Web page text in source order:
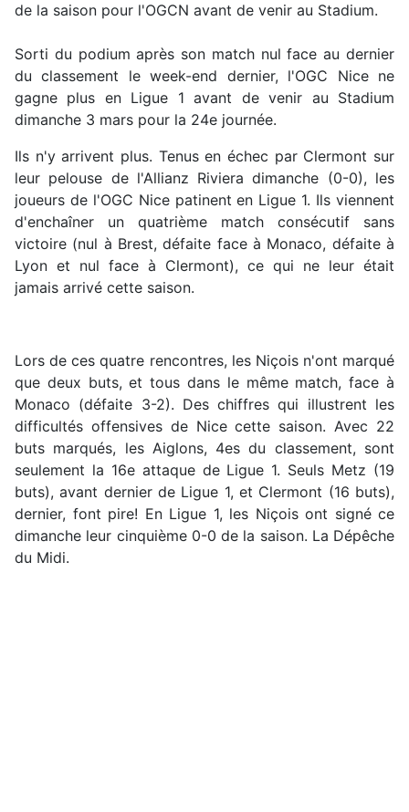
de la saison pour l'OGCN avant de venir au Stadium.
Sorti du podium après son match nul face au dernier
du classement le week-end dernier, l'OGC Nice ne
gagne plus en Ligue 1 avant de venir au Stadium
dimanche 3 mars pour la 24e journée.
Ils n'y arrivent plus. Tenus en échec par Clermont sur
leur pelouse de l'Allianz Riviera dimanche (0-0), les
joueurs de l'OGC Nice patinent en Ligue 1. Ils viennent
d'enchaîner un quatrième match consécutif sans
victoire (nul à Brest, défaite face à Monaco, défaite à
Lyon et nul face à Clermont), ce qui ne leur était
jamais arrivé cette saison.
Lors de ces quatre rencontres, les Niçois n'ont marqué
que deux buts, et tous dans le même match, face à
Monaco (défaite 3-2). Des chiffres qui illustrent les
difficultés offensives de Nice cette saison. Avec 22
buts marqués, les Aiglons, 4es du classement, sont
seulement la 16e attaque de Ligue 1. Seuls Metz (19
buts), avant dernier de Ligue 1, et Clermont (16 buts),
dernier, font pire! En Ligue 1, les Niçois ont signé ce
dimanche leur cinquième 0-0 de la saison. La Dépêche
du Midi.